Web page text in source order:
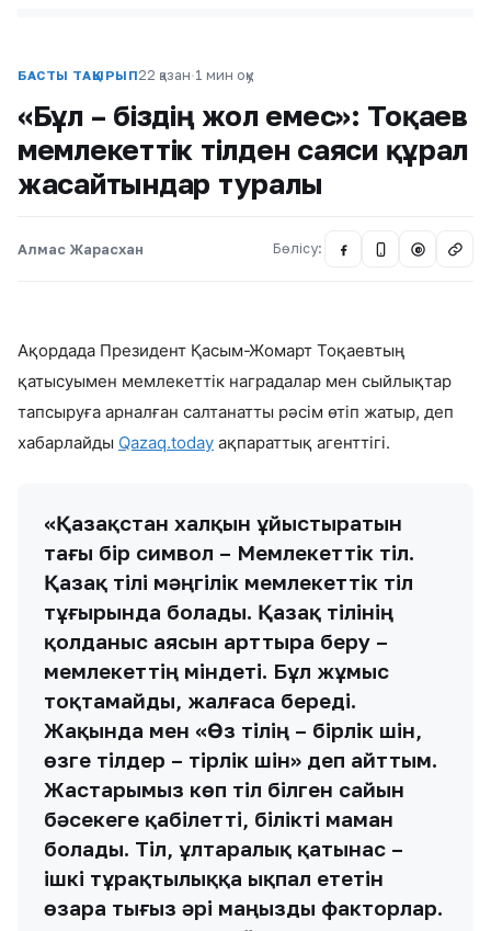
БАСТЫ ТАҚЫРЫП22 қазан·1 мин оқу
«Бұл – біздің жол емес»: Тоқаев
мемлекеттік тілден саяси құрал
жасайтындар туралы
Алмас Жарасхан Бөлісу: @
Ақордада Президент Қасым-Жомарт Тоқаевтың
қатысуымен мемлекеттік наградалар мен сыйлықтар
тапсыруға арналған салтанатты рәсім өтіп жатыр, деп
хабарлайды Qazaq.today ақпараттық агенттігі.
«Қазақстан халқын ұйыстыратын
тағы бір символ – Мемлекеттік тіл.
Қазақ тілі мәңгілік мемлекеттік тіл
тұғырында болады. Қазақ тілінің
қолданыс аясын арттыра беру –
мемлекеттің міндеті. Бұл жұмыс
тоқтамайды, жалғаса береді.
Жақында мен «Өз тілің – бірлік үшін,
өзге тілдер – тірлік үшін» деп айттым.
Жастарымыз көп тіл білген сайын
бәсекеге қабілетті, білікті маман
болады. Тіл, ұлтаралық қатынас –
ішкі тұрақтылыққа ықпал ететін
өзара тығыз әрі маңызды факторлар.